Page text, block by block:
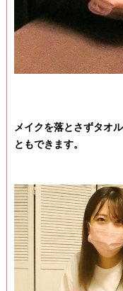
メイクを落とさずタオ
ともできます。